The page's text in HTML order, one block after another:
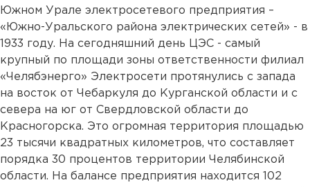
Южном Урале электросетевого предприятия –
«Южно-Уральского района электрических сетей» - в
1933 году. На сегодняшний день ЦЭС - самый
крупный по площади зоны ответственности филиал
«Челябэнерго» Электросети протянулись с запада
на восток от Чебаркуля до Курганской области и с
севера на юг от Свердловской области до
Красногорска. Это огромная территория площадью
23 тысячи квадратных километров, что составляет
порядка 30 процентов территории Челябинской
области. На балансе предприятия находится 102